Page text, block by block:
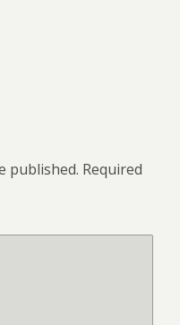
published. Required